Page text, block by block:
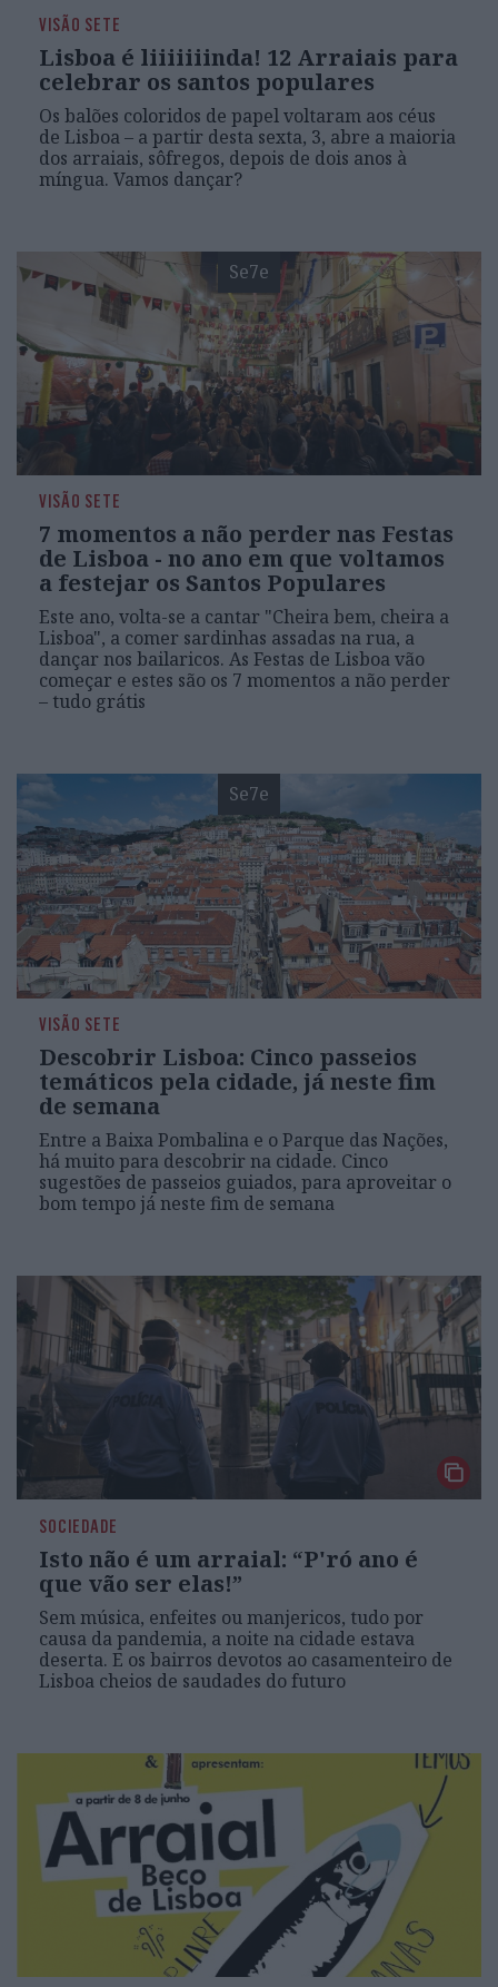
VISÃO SETE
Lisboa é liiiiiiinda! 12 Arraiais para
celebrar os santos populares
Os balões coloridos de papel voltaram aos céus
de Lisboa – a partir desta sexta, 3, abre a maioria
dos arraiais, sôfregos, depois de dois anos à
míngua. Vamos dançar?
Se7e
VISÃO SETE
7 momentos a não perder nas Festas
de Lisboa - no ano em que voltamos
a festejar os Santos Populares
Este ano, volta-se a cantar "Cheira bem, cheira a
Lisboa", a comer sardinhas assadas na rua, a
dançar nos bailaricos. As Festas de Lisboa vão
começar e estes são os 7 momentos a não perder
– tudo grátis
Se7e
VISÃO SETE
Descobrir Lisboa: Cinco passeios
temáticos pela cidade, já neste fim
de semana
Entre a Baixa Pombalina e o Parque das Nações,
há muito para descobrir na cidade. Cinco
sugestões de passeios guiados, para aproveitar o
bom tempo já neste fim de semana
SOCIEDADE
Isto não é um arraial: “P'ró ano é
que vão ser elas!”
Sem música, enfeites ou manjericos, tudo por
causa da pandemia, a noite na cidade estava
deserta. E os bairros devotos ao casamenteiro de
Lisboa cheios de saudades do futuro